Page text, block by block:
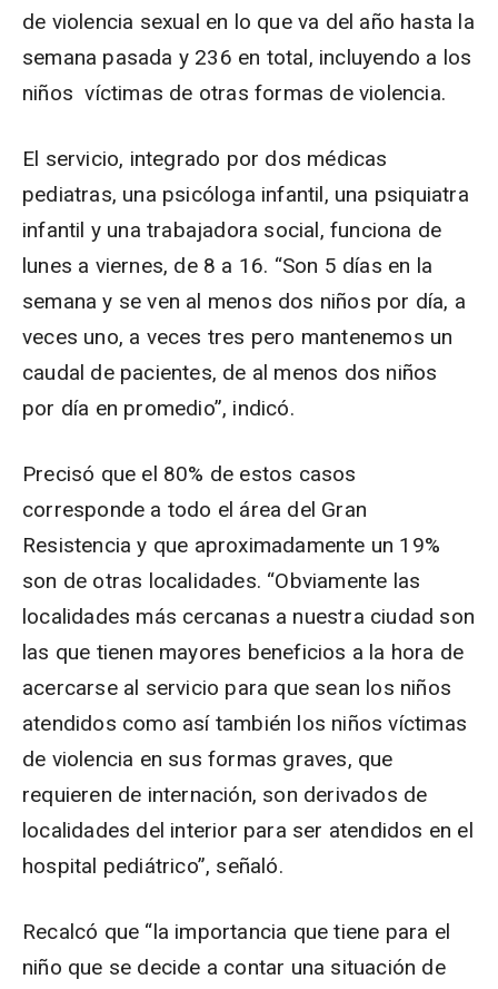
de violencia sexual en lo que va del año hasta la
semana pasada y 236 en total, incluyendo a los
niños víctimas de otras formas de violencia.
El servicio, integrado por dos médicas
pediatras, una psicóloga infantil, una psiquiatra
infantil y una trabajadora social, funciona de
lunes a viernes, de 8 a 16. “Son 5 días en la
semana y se ven al menos dos niños por día, a
veces uno, a veces tres pero mantenemos un
caudal de pacientes, de al menos dos niños
por día en promedio”, indicó.
Precisó que el 80% de estos casos
corresponde a todo el área del Gran
Resistencia y que aproximadamente un 19%
son de otras localidades. “Obviamente las
localidades más cercanas a nuestra ciudad son
las que tienen mayores beneficios a la hora de
acercarse al servicio para que sean los niños
atendidos como así también los niños víctimas
de violencia en sus formas graves, que
requieren de internación, son derivados de
localidades del interior para ser atendidos en el
hospital pediátrico”, señaló.
Recalcó que “la importancia que tiene para el
niño que se decide a contar una situación de